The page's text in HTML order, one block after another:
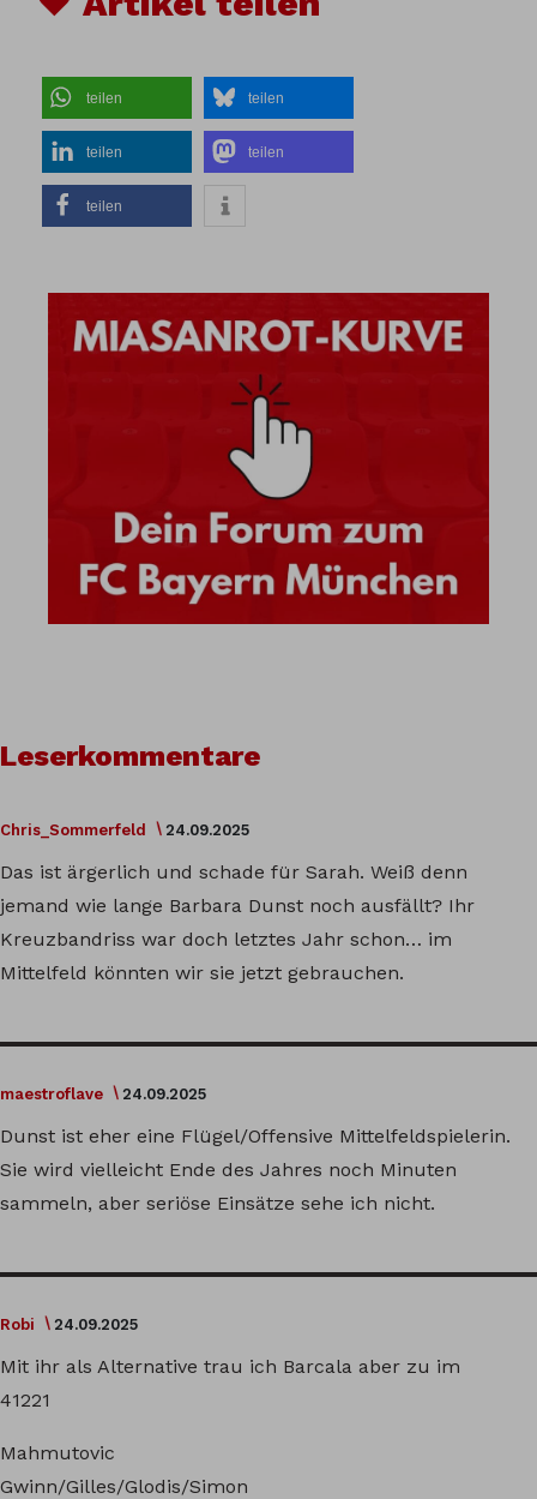
teilen teilen
teilen teilen
teilen
Leserkommentare
Chris_Sommerfeld 24.09.2025
Das ist ärgerlich und schade für Sarah. Weiß denn
jemand wie lange Barbara Dunst noch ausfällt? Ihr
Kreuzbandriss war doch letztes Jahr schon… im
Mittelfeld könnten wir sie jetzt gebrauchen.
maestroflave 24.09.2025
Dunst ist eher eine Flügel/Offensive Mittelfeldspielerin.
Sie wird vielleicht Ende des Jahres noch Minuten
sammeln, aber seriöse Einsätze sehe ich nicht.
Robi 24.09.2025
Mit ihr als Alternative trau ich Barcala aber zu im
41221
Mahmutovic
Gwinn/Gilles/Glodis/Simon